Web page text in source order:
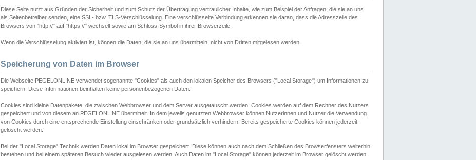
Diese Seite nutzt aus Gründen der Sicherheit und zum Schutz der Übertragung vertraulicher Inhalte, wie zum Beispiel der Anfragen, die sie an uns
als Seitenbetreiber senden, eine SSL- bzw. TLS-Verschlüsselung. Eine verschlüsselte Verbindung erkennen sie daran, dass die Adresszeile des
Browsers von "http://" auf "https://" wechselt sowie am Schloss-Symbol in ihrer Browserzeile.
Wenn die Verschlüsselung aktiviert ist, können die Daten, die sie an uns übermitteln, nicht von Dritten mitgelesen werden.
Speicherung von Daten im Browser
Die Webseite PEGELONLINE verwendet sogenannte "Cookies" als auch den lokalen Speicher des Browsers ("Local Storage") um Informationen zu
speichern. Diese Informationen beinhalten keine personenbezogenen Daten.
Cookies sind kleine Datenpakete, die zwischen Webbrowser und dem Server ausgetauscht werden. Cookies werden auf dem Rechner des Nutzers
gespeichert und von diesem an PEGELONLINE übermittelt. In dem jeweils genutzten Webbrowser können Nutzerinnen und Nutzer die Verwendung
von Cookies durch eine entsprechende Einstellung einschränken oder grundsätzlich verhindern. Bereits gespeicherte Cookies können jederzeit
gelöscht werden.
Bei der "Local Storage" Technik werden Daten lokal im Browser gespeichert. Diese können auch nach dem Schließen des Browserfensters weiterhin
bestehen und bei einem späteren Besuch wieder ausgelesen werden. Auch Daten im "Local Storage" können jederzeit im Browser gelöscht werden.